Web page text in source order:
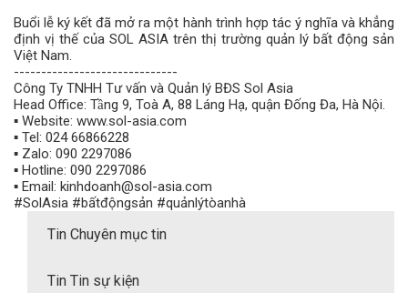
Buổi lễ ký kết đã mở ra một hành trình hợp tác ý nghĩa và khẳng
định vị thế của SOL ASIA trên thị trường quản lý bất động sản
Việt Nam.
------------------------------
Công Ty TNHH Tư vấn và Quản lý BĐS Sol Asia
Head Office: Tầng 9, Toà A, 88 Láng Hạ, quận Đống Đa, Hà Nội.
▪️ Website: www.sol-asia.com
▪️ Tel: 024 66866228
▪️ Zalo: 090 2297086
▪️ Hotline: 090 2297086
▪️ Email: kinhdoanh@sol-asia.com
#SolAsia #bấtđộngsản #quảnlýtòanhà
Tin Chuyên mục tin
Tin Tin sự kiện